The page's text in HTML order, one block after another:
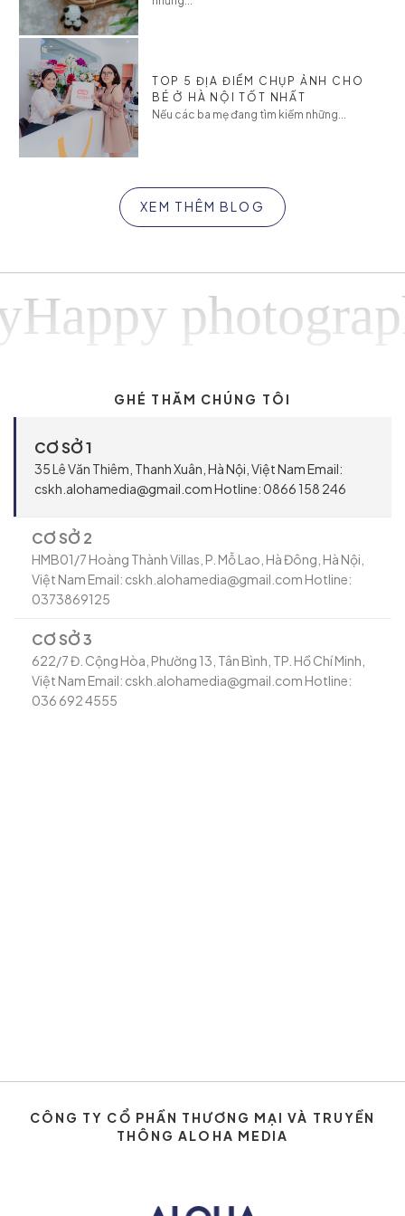
TOP 5 ĐỊA ĐIỂM CHỤP ẢNH CHO
BÉ Ở HÀ NỘI TỐT NHẤT
Nếu các ba mẹ đang tìm kiếm những...
XEM THÊM BLOG
GHÉ THĂM CHÚNG TÔI
CƠ SỞ 1
35 Lê Văn Thiêm, Thanh Xuân, Hà Nội, Việt Nam Email:
cskh.alohamedia@gmail.com Hotline: 0866 158 246
CƠ SỞ 2
HMB01/7 Hoàng Thành Villas, P. Mỗ Lao, Hà Đông, Hà Nội,
Việt Nam Email: cskh.alohamedia@gmail.com Hotline:
0373869125
CƠ SỞ 3
622/7 Đ. Cộng Hòa, Phường 13, Tân Bình, TP. Hồ Chí Minh,
Việt Nam Email: cskh.alohamedia@gmail.com Hotline:
036 692 4555
CÔNG TY CỔ PHẦN THƯƠNG MẠI VÀ TRUYỀN
THÔNG ALOHA MEDIA